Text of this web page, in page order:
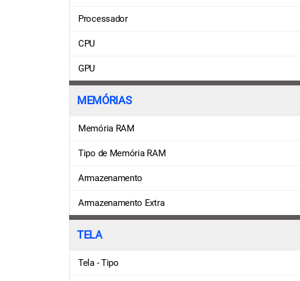
Processador
CPU
GPU
MEMÓRIAS
Memória RAM
Tipo de Memória RAM
Armazenamento
Armazenamento Extra
TELA
Tela - Tipo